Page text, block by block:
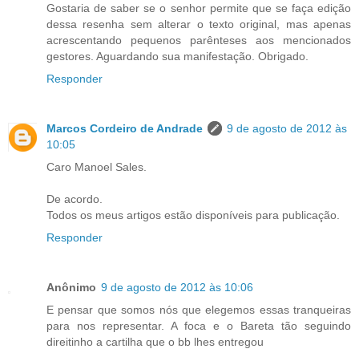
Gostaria de saber se o senhor permite que se faça edição
dessa resenha sem alterar o texto original, mas apenas
acrescentando pequenos parênteses aos mencionados
gestores. Aguardando sua manifestação. Obrigado.
Responder
Marcos Cordeiro de Andrade
9 de agosto de 2012 às
10:05
Caro Manoel Sales.
De acordo.
Todos os meus artigos estão disponíveis para publicação.
Responder
Anônimo 9 de agosto de 2012 às 10:06
E pensar que somos nós que elegemos essas tranqueiras
para nos representar. A foca e o Bareta tão seguindo
direitinho a cartilha que o bb lhes entregou